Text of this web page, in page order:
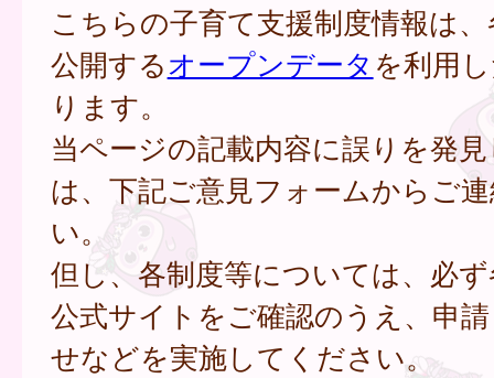
こちらの子育て支援制度情報は
公開するオープンデータ を利用
ります。
当ページの記載内容に誤りを発
は、下記ご意見フォームからご
い。
但し、各制度等については、必
公式サイトをご確認のうえ、申
せなどを実施してください。